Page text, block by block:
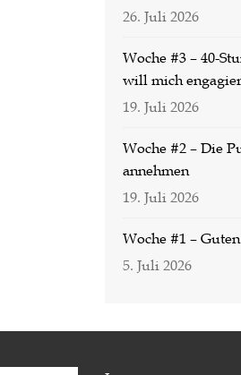
26. Juli 2026
Woche #3 – 40-
will mich
19. Juli 2026
Woche #2 – Die
annehmen
19. Juli 2026
Woche #1 –
5. Juli 2026